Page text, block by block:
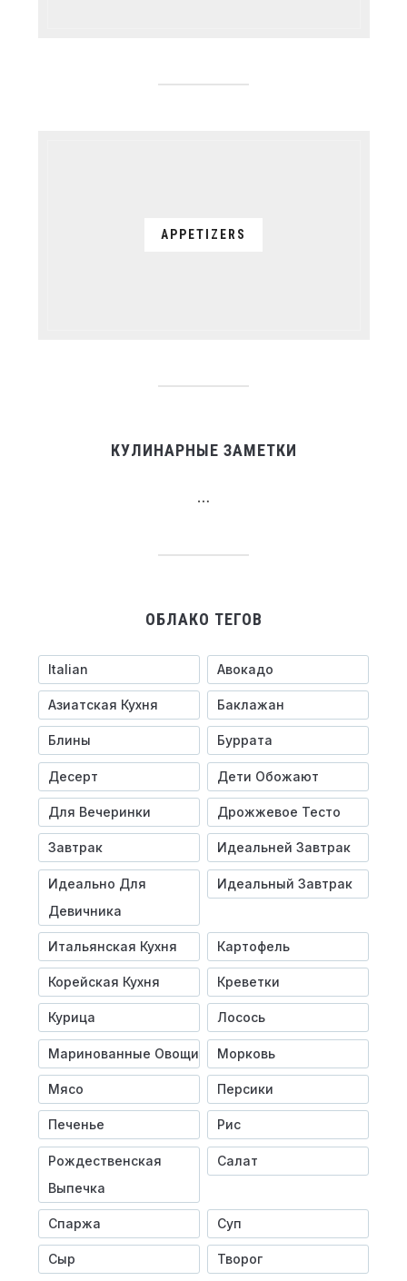
APPETIZERS
КУЛИНАРНЫЕ ЗАМЕТКИ
…
ОБЛАКО ТЕГОВ
Italian Авокадо
Азиатская Кухня Баклажан
Блины Буррата
Десерт Дети Обожают
Для Вечеринки Дрожжевое Тесто
Завтрак Идеальней Завтрак
Идеально Для
Девичника
Идеальный Завтрак
Итальянская Кухня Картофель
Корейская Кухня Креветки
Курица Лосось
Маринованные Овощи Морковь
Мясо Персики
Печенье Рис
Рождественская
Выпечка
Салат
Спаржа Суп
Сыр Творог